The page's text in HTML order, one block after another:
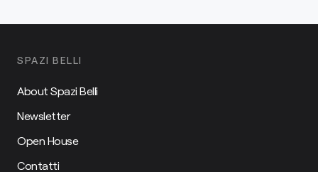
SPAZI BELLI
About Spazi Belli
Newsletter
Open House
Contatti